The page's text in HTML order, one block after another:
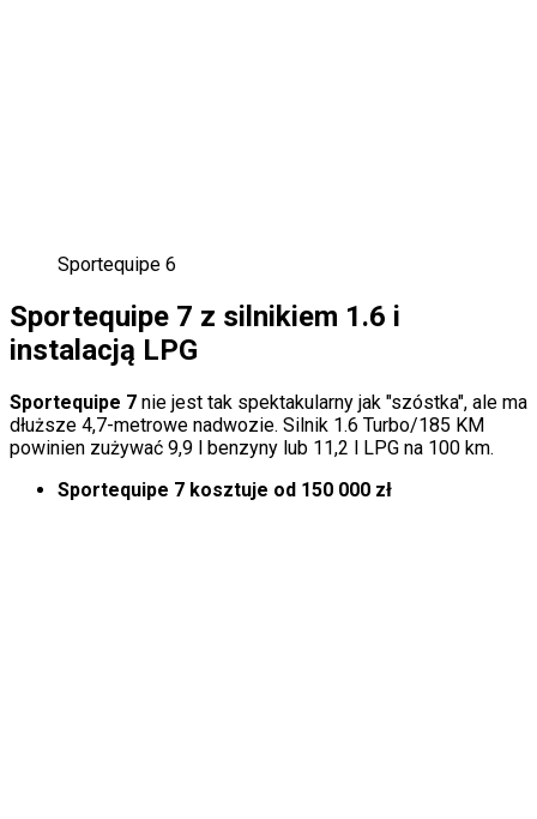
Sportequipe 6
Sportequipe 7 z silnikiem 1.6 i
instalacją LPG
Sportequipe 7 nie jest tak spektakularny jak "szóstka", ale ma
dłuższe 4,7-metrowe nadwozie. Silnik 1.6 Turbo/185 KM
powinien zużywać 9,9 l benzyny lub 11,2 l LPG na 100 km.
Sportequipe 7 kosztuje od 150 000 zł